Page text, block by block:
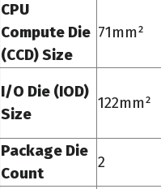
CPU
Compute Die
(CCD) Size
71mm²
I/O Die (IOD)
Size
122mm²
Package Die
Count
2